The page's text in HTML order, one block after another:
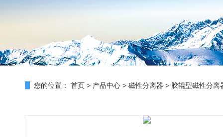
您的位置： 首页 > 产品中心 > 磁性分离器 > 胶辊型磁性分离